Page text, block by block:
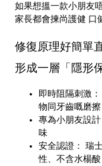
如果想搵一款小朋友
家長都會揀尚護健 口
修復原理好簡單
形成一層「隱形
即時阻隔刺激
物同牙齒嘅磨
專為小朋友設
味
安全認證： 瑞
性、不含水楊酸